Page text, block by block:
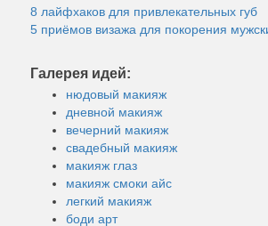
8 лайфхаков для привлекательных губ
5 приёмов визажа для покорения
Галерея идей:
нюдовый макияж
дневной макияж
вечерний макияж
свадебный макияж
макияж глаз
макияж смоки айс
легкий макияж
боди арт